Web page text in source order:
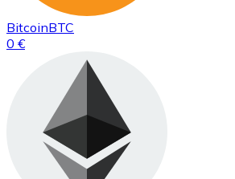
BitcoinBTC
0 €